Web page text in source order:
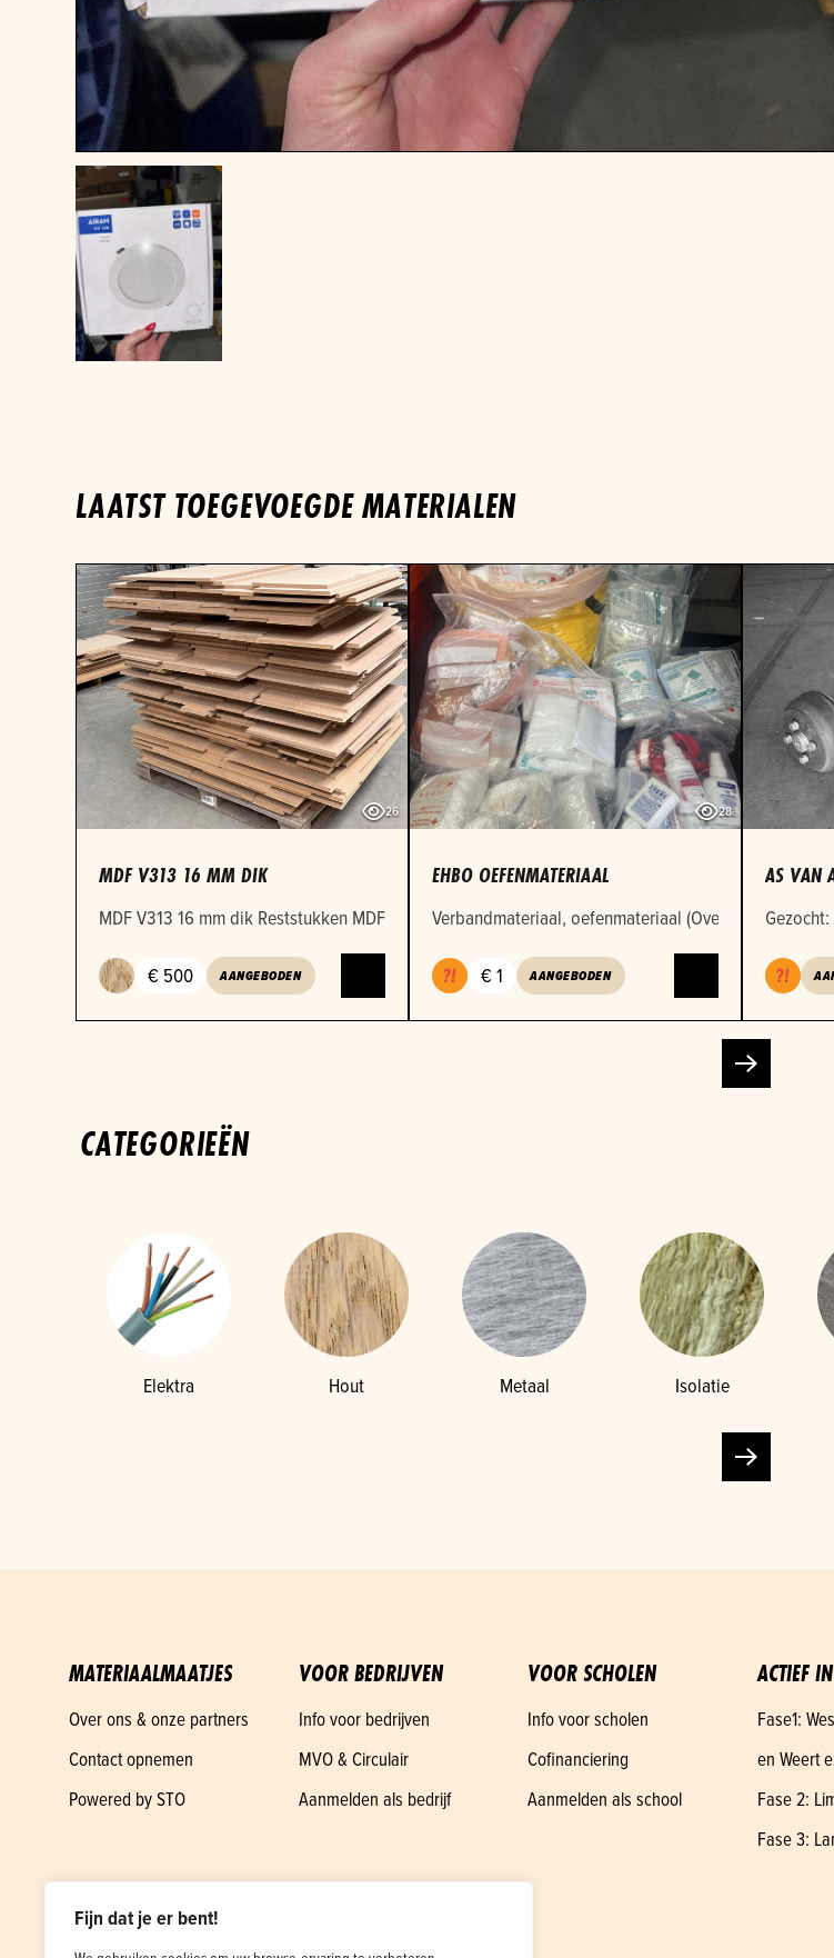
Fijn dat je er bent!
LAATST TOEGEVOEGDE MATERIALEN
26
MDF V313 16 MM DIK
MDF V313 16 mm dik Reststukken MDF 16mm in verschillende afmetingen
€ 500 AANGEBODEN
28
EHBO OEFENMATERIAAL
Verbandmateriaal, oefenmateriaal (Over datum)
€ 1 AANGEBODEN
AS VAN
CATEGORIEËN
Elektra Hout Metaal Isolatie
MATERIAALMAATJES
Over ons & onze partners
Contact opnemen
Powered by STO
VOOR BEDRIJVEN
Info voor bedrijven
MVO & Circulair
Aanmelden als bedrijf
VOOR SCHOLEN
Info voor scholen
Cofinanciering
Aanmelden als school
ACTIEF
Fase1:
en Weert
Fase 2:
Fase 3: